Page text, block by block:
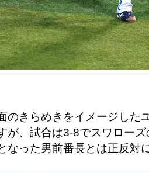
のきらめきをイメージした
が、試合は3-8でスワロー
なった男前番長とは正反対